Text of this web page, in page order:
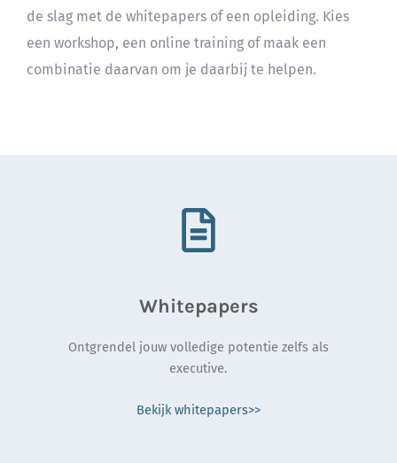
de slag met de whitepapers of een opleiding. Kies
een workshop, een online training of maak een
combinatie daarvan om je daarbij te helpen.
Whitepapers
Ontgrendel jouw volledige potentie zelfs als
executive.
Bekijk whitepapers>>